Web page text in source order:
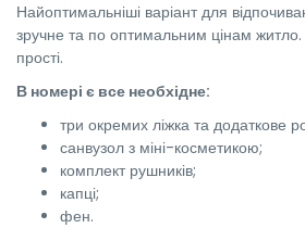
Найоптимальніші варіант для
зручне та по оптимальним цінам житло.
прості.
В номері є все необхідне:
три окремих ліжка та додаткове
санвузол з міні-косметикою;
комплект рушників;
капці;
фен.